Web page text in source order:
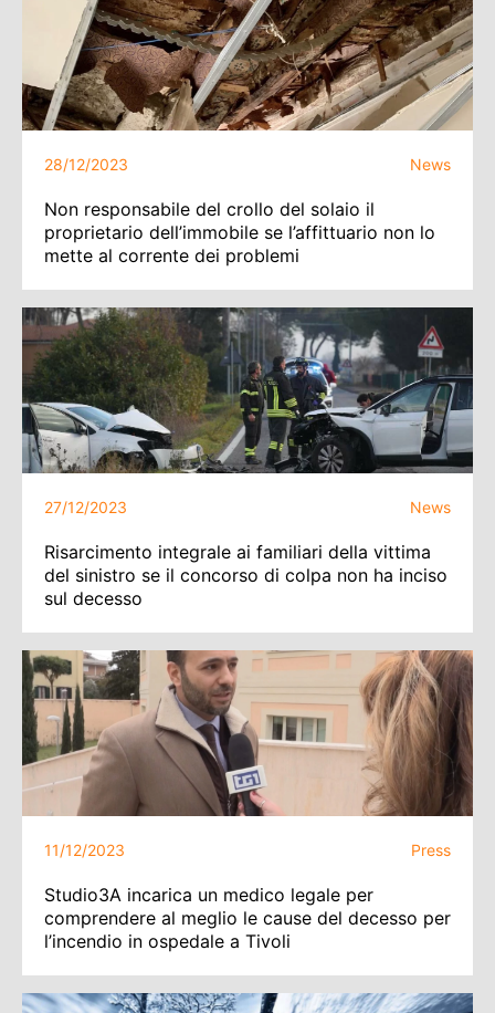
28/12/2023 News
Non responsabile del crollo del solaio il
proprietario dell’immobile se l’affittuario non lo
mette al corrente dei problemi
27/12/2023 News
Risarcimento integrale ai familiari della vittima
del sinistro se il concorso di colpa non ha inciso
sul decesso
11/12/2023 Press
Studio3A incarica un medico legale per
comprendere al meglio le cause del decesso per
l’incendio in ospedale a Tivoli